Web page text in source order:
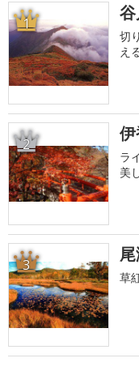
1
切
え
2
ラ
美
3
草